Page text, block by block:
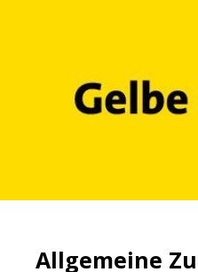
Allgemeine